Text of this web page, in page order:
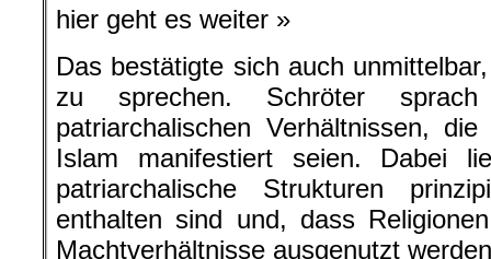
hier geht es weiter »
Das bestätigte sich auch
zu sprechen. Schröter
patriarchalischen Verhältnissen,
Islam manifestiert seien. Dabei
patriarchalische Strukturen
enthalten sind und, dass
Machtverhältnisse ausgenutzt